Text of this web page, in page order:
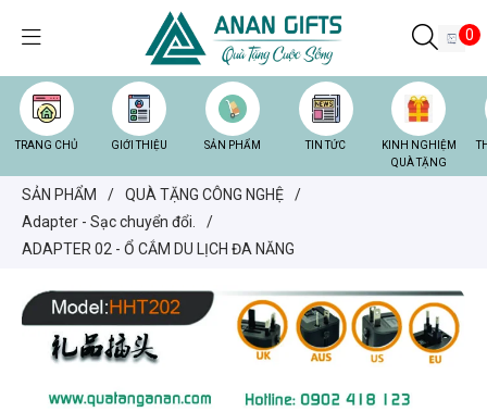
0
TRANG CHỦ GIỚI THIỆU SẢN PHẨM TIN TỨC
KINH NGHIỆM
QUÀ TẶNG
SẢN PHẨM / QUÀ TẶNG CÔNG NGHỆ
/
Adapter - Sạc chuyển đổi.
/
ADAPTER 02 - Ổ CẮM DU LỊCH ĐA NĂNG